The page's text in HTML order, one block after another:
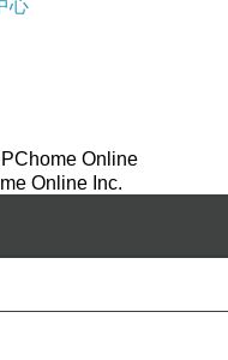
動腦、開心笑出來時的
睡一下，或外出購
心
PChome Online
Online Inc.